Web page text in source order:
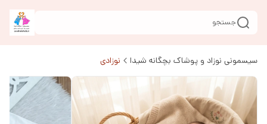
جستجو
سیسمونی نوزاد و پوشاک بچگانه شیدا نوزادی